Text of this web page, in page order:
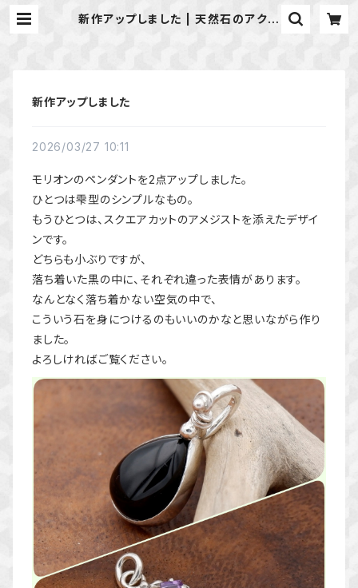
新作アップしました | 天然石のアクセ
新作アップしました
2026/03/27 10:11
モリオンのペンダントを2点アップしました。
ひとつは雫型のシンプルなもの。
もうひとつは、スクエアカットのアメジストを添えたデザイ
ンです。
どちらも小ぶりですが、
落ち着いた黒の中に、それぞれ違った表情があります。
なんとなく落ち着かない空気の中で、
こういう石を身につけるのもいいのかなと思いながら作り
ました。
よろしければご覧ください。